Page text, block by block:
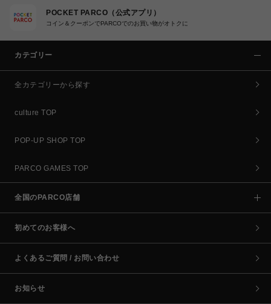
POCKET PARCO（公式アプリ）
コイン＆クーポンでPARCOでのお買い物がオトクに
カテゴリー
全カテゴリーから探す
culture TOP
POP-UP SHOP TOP
PARCO GAMES TOP
全国のPARCO店舗
初めてのお客様へ
よくあるご質問 / お問い合わせ
お知らせ